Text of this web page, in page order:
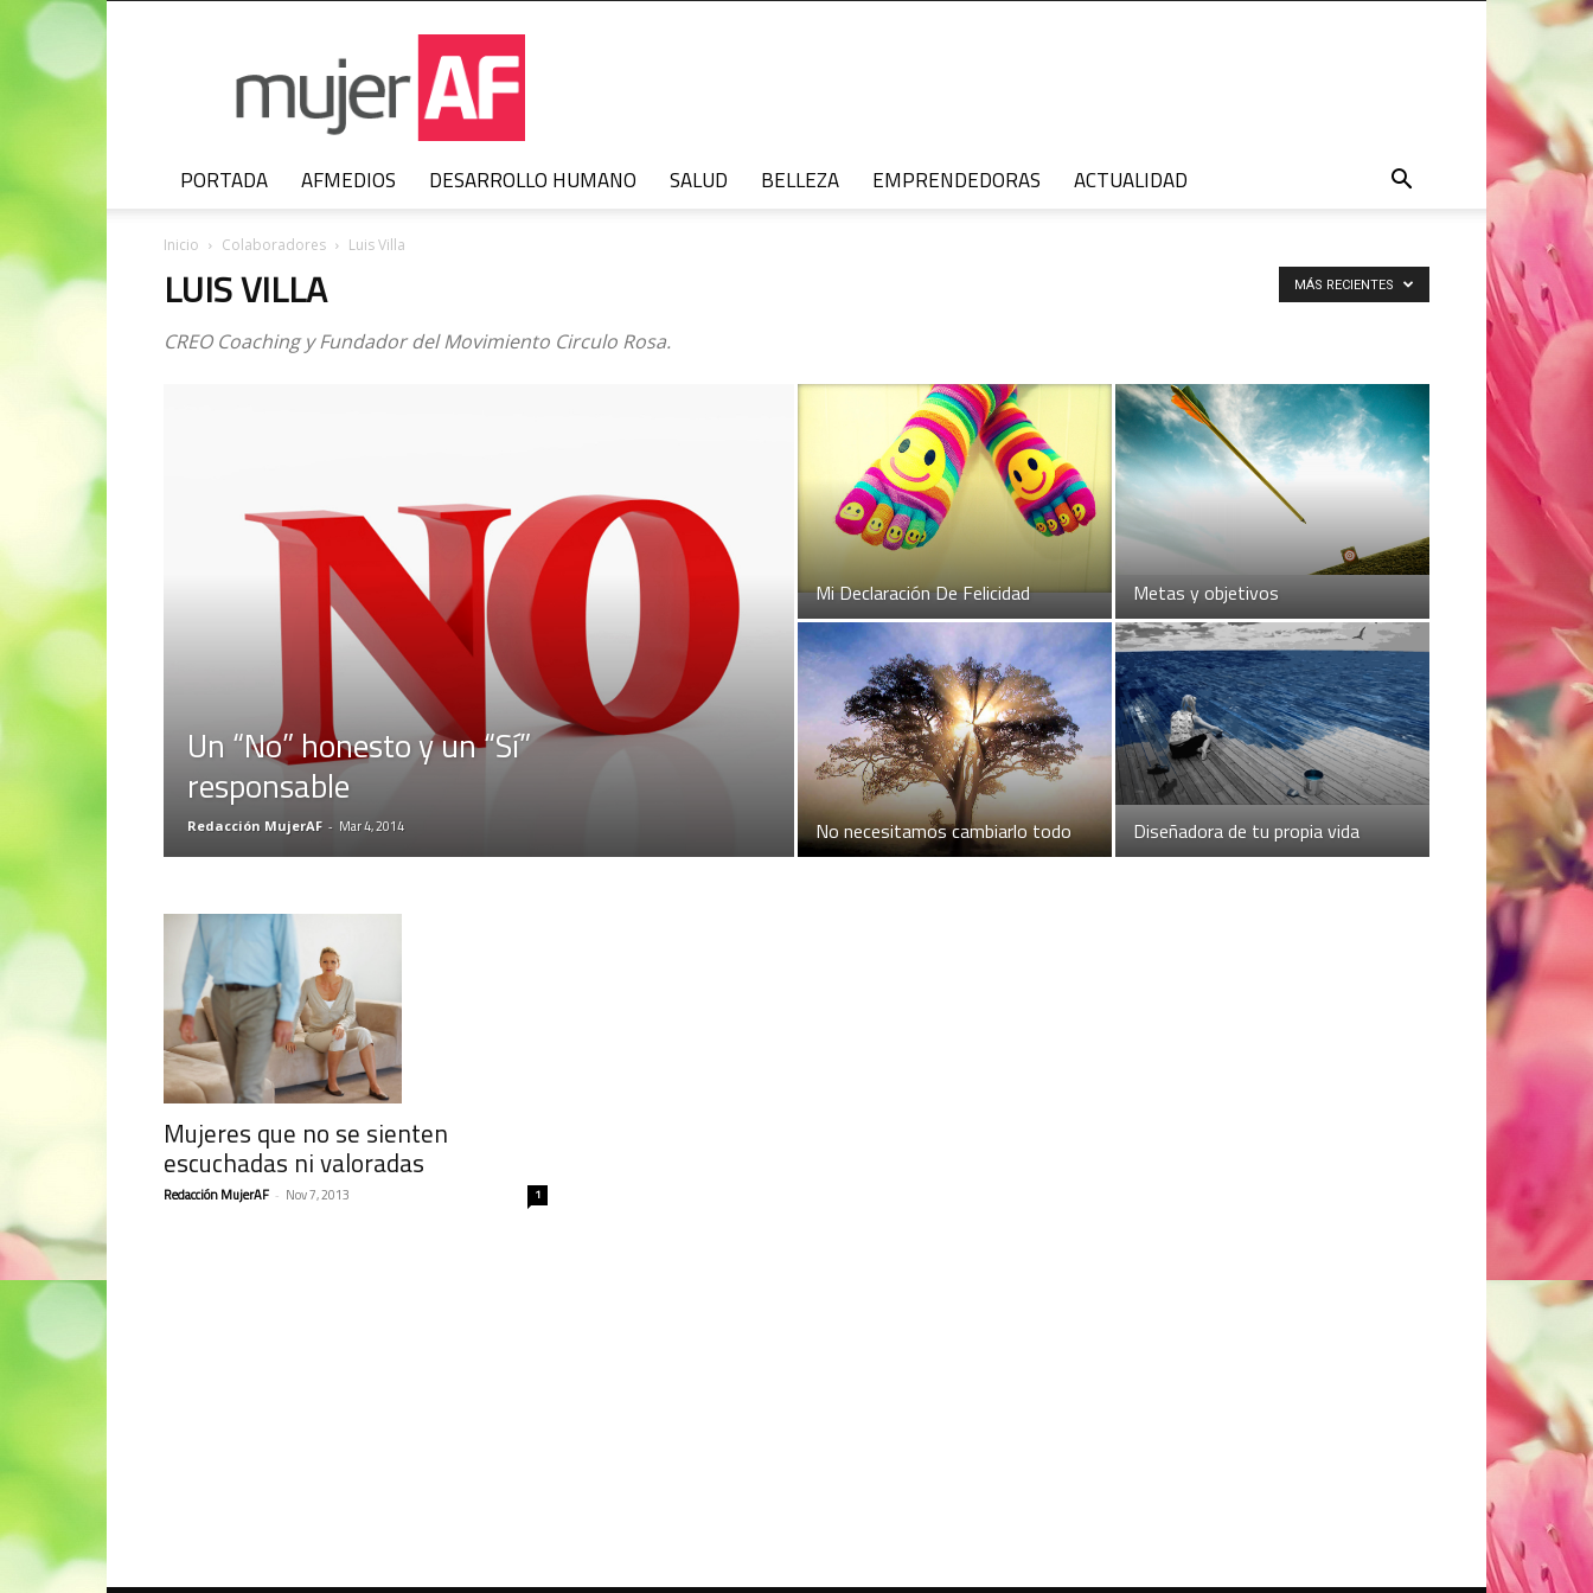
PORTADA AFMEDIOS DESARROLLO HUMANO SALUD BELLEZA EMPRENDEDORAS ACTUALIDAD
Inicio Colaboradores Luis Villa
LUIS VILLA
CREO Coaching y Fundador del Movimiento Circulo Rosa.
MÁS RECIENTES
Un “No” honesto y un “Sí”
responsable
Redacción MujerAF - Mar 4, 2014
Mi Declaración De Felicidad Metas y objetivos
No necesitamos cambiarlo todo Diseñadora de tu propia vida
Mujeres que no se sienten
escuchadas ni valoradas
Redacción MujerAF - Nov 7, 2013 1